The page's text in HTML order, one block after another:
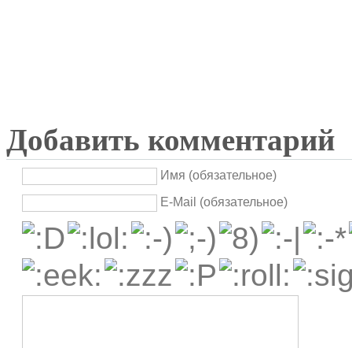
Добавить комментарий
Имя (обязательное)
E-Mail (обязательное)